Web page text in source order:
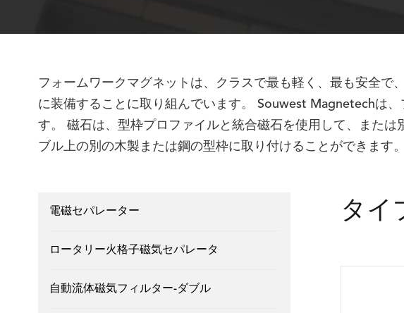
フォームワークマグネットは、クラスで最も軽く、最も安全で
に装備することに取り組んでいます。 Souwest Magnetechは
す。 磁石は、型枠プロファイルと統合磁石を使用して、また
ブル上の別の木製または鋼の型枠に取り付けることができます。
電磁セパレーター
ロータリー火格子磁気セパレータ
自動流体磁気フィルター-ダブル
タイ